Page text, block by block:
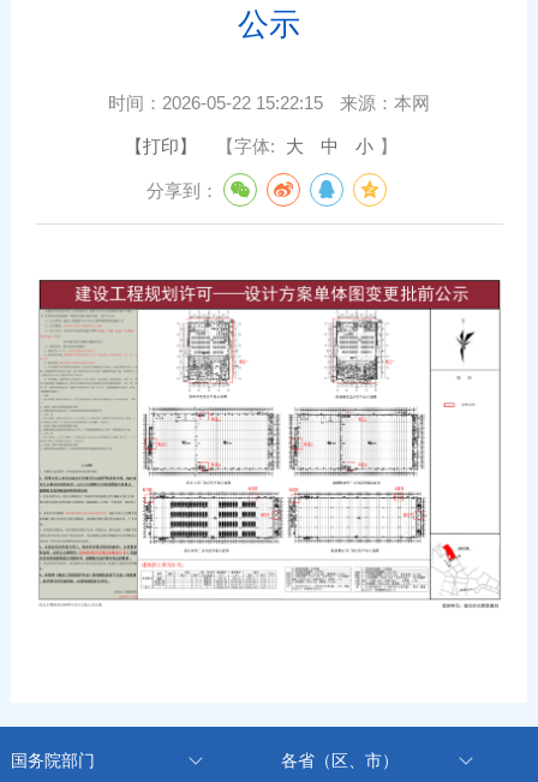
公示
时间： 2026-05-22 15:22:15 来源： 本网
【打印】 【字体: 大 中 小 】
分享到：
国务院部门 各省（区、市）